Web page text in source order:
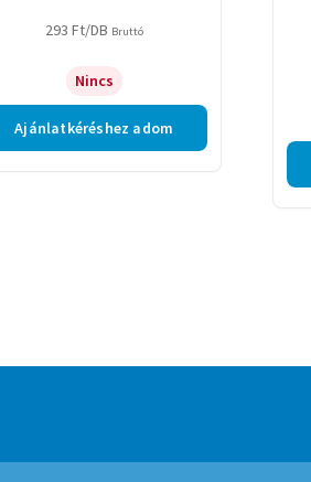
293 Ft/DB Bruttó
Nincs
Ajánlatkéréshez adom